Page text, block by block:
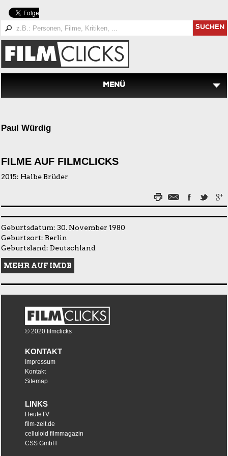
SUCHEN
MENÜ
Paul Würdig
FILME AUF FILMCLICKS
2015: Halbe Brüder
Geburtsdatum: 30. November 1980
Geburtsort: Berlin
Geburtsland: Deutschland
MEHR AUF IMDB
© 2020 filmclicks
KONTAKT
Impressum
Kontakt
Sitemap
LINKS
HeuteTV
film-zeit.de
celluloid filmmagazin
CSS GmbH